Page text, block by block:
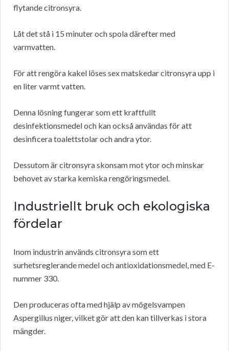
flytande citronsyra.
Låt det stå i 15 minuter och spola därefter med
varmvatten.
För att rengöra kakel löses sex matskedar citronsyra upp i
en liter varmt vatten.
Denna lösning fungerar som ett kraftfullt
desinfektionsmedel och kan också användas för att
desinficera toalettstolar och andra ytor.
Dessutom är citronsyra skonsam mot ytor och minskar
behovet av starka kemiska rengöringsmedel.
Industriellt bruk och ekologiska
fördelar
Inom industrin används citronsyra som ett
surhetsreglerande medel och antioxidationsmedel, med E-
nummer 330.
Den produceras ofta med hjälp av mögelsvampen
Aspergillus niger, vilket gör att den kan tillverkas i stora
mängder.